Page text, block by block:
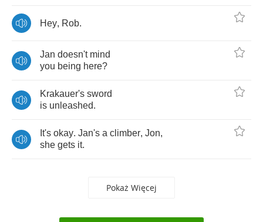
Hey, Rob.
Jan doesn't mind
you being here?
Krakauer's sword
is unleashed.
It's okay. Jan's a climber, Jon,
she gets it.
Pokaż Więcej